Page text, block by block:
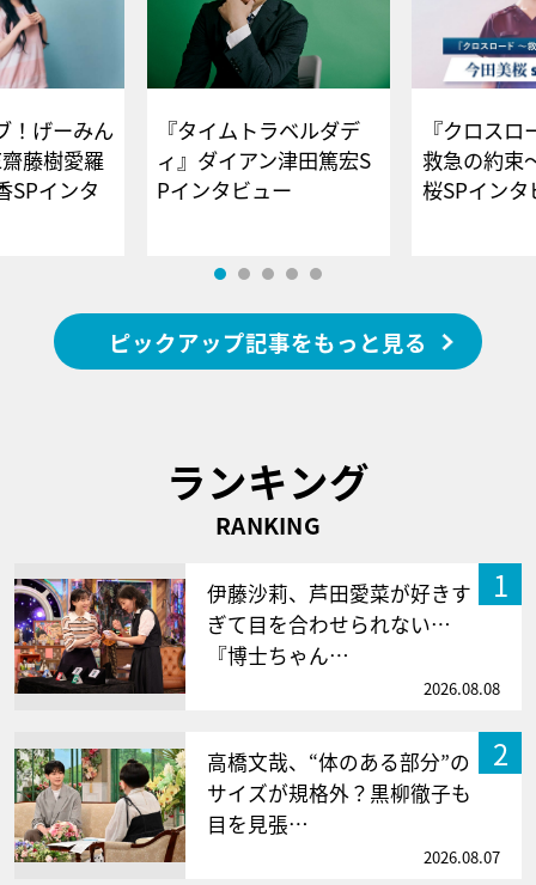
！げーみん
藤樹愛羅
SPインタ
『タイムトラベルダデ
ィ』ダイアン津田篤宏S
Pインタビュー
『クロス
救急の約束
桜SPイ
ピックアップ記事をもっと見る
ランキング
RANKING
1
伊藤沙莉、芦田愛菜が好きす
ぎて目を合わせられない…
『博士ちゃん…
2026.08.08
2
高橋文哉、“体のある部分”の
サイズが規格外？黒柳徹子も
目を見張…
2026.08.07